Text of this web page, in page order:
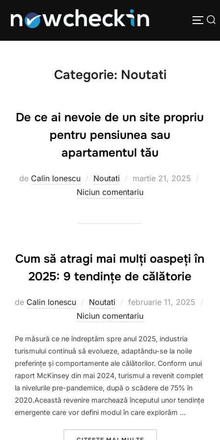
Categorie: Noutati
De ce ai nevoie de un site propriu
pentru pensiunea sau
apartamentul tău
de Calin Ionescu Noutati
martie 21, 2025
Niciun comentariu
Cum să atragi mai mulți oaspeți în
2025: 9 tendințe de călătorie
de Calin Ionescu Noutati
februarie 11, 2025
Niciun comentariu
Pe măsură ce ne îndreptăm spre anul 2025, industria
turismului continuă să evolueze, adaptându-se la noile
preferințe și comportamente ale călătorilor. Conform unui
raport McKinsey din mai 2024, turismul a revenit complet
la nivelurile pre-pandemice, după o scădere de 75% în
2020.Această revenire marchează începutul unor tendințe
emergente care vor defini modul în care explorăm …